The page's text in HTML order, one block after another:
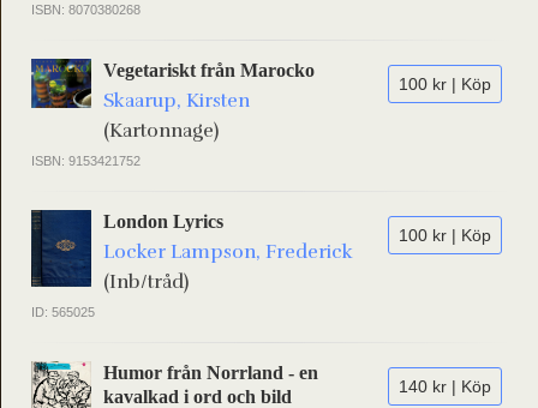
ISBN: 8070380268
100 kr | Köp
Vegetariskt från Marocko
Skaarup, Kirsten
(Kartonnage)
ISBN: 9153421752
100 kr | Köp
London Lyrics
Locker Lampson, Frederick
(Inb/tråd)
ID: 565025
140 kr | Köp
Humor från Norrland - en
kavalkad i ord och bild